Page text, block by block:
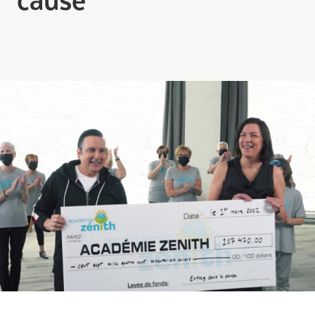
Comprendre la vie en résidence
Les 6 étapes de décision
Votre arrivée en résidence
Ce qui est inclus
Votre appartement
Aires communes
Activités
Commerces intégrés
Services optionnels
Repas